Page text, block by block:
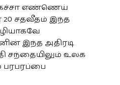
எண்ணெய்
20 சதவீதம் இந்த
இந்த அதிரடி
சந்தையிலும் உலக
பரபரப்பை